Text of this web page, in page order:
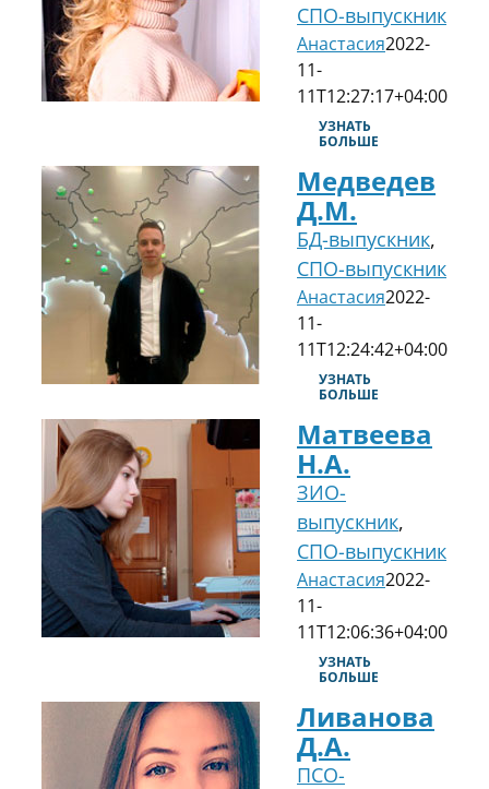
СПО-выпускник
Анастасия2022-
11-
11T12:27:17+04:00
УЗНАТЬ
БОЛЬШЕ
Медведев
Д.М.
БД-выпускник,
СПО-выпускник
Анастасия2022-
11-
11T12:24:42+04:00
УЗНАТЬ
БОЛЬШЕ
Матвеева
Н.А.
ЗИО-
выпускник,
СПО-выпускник
Анастасия2022-
11-
11T12:06:36+04:00
УЗНАТЬ
БОЛЬШЕ
Ливанова
Д.А.
ПСО-